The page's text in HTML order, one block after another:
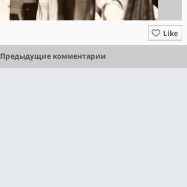
Like
Предыдущие комментарии